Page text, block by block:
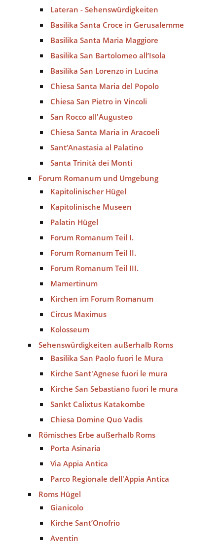
Lateran - Sehenswürdigkeiten
Basilika Santa Croce in Gerusalemme
Basilika Santa Maria Maggiore
Basilika San Bartolomeo all’Isola
Basilika San Lorenzo in Lucina
Chiesa Santa Maria del Popolo
Chiesa San Pietro in Vincoli
San Rocco all'Augusteo
Chiesa Santa Maria in Aracoeli
Sant’Anastasia al Palatino
Santa Trinità dei Monti
Forum Romanum und Umgebung
Kapitolinischer Hügel
Kapitolinische Museen
Palatin Hügel
Forum Romanum Teil I.
Forum Romanum Teil II.
Forum Romanum Teil III.
Mamertinum
Kirchen im Forum Romanum
Circus Maximus
Kolosseum
Sehenswürdigkeiten außerhalb Roms
Basilika San Paolo fuori le Mura
Kirche Sant'Agnese fuori le mura
Kirche San Sebastiano fuori le mura
Sankt Calixtus Katakombe
Chiesa Domine Quo Vadis
Römisches Erbe außerhalb Roms
Porta Asinaria
Via Appia Antica
Parco Regionale dell'Appia Antica
Roms Hügel
Gianicolo
Kirche Sant’Onofrio
Aventin